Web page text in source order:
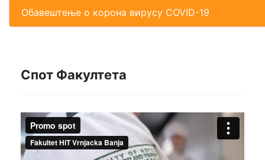
Обавештење о корона вирусу COVID-19
Спот Факултета